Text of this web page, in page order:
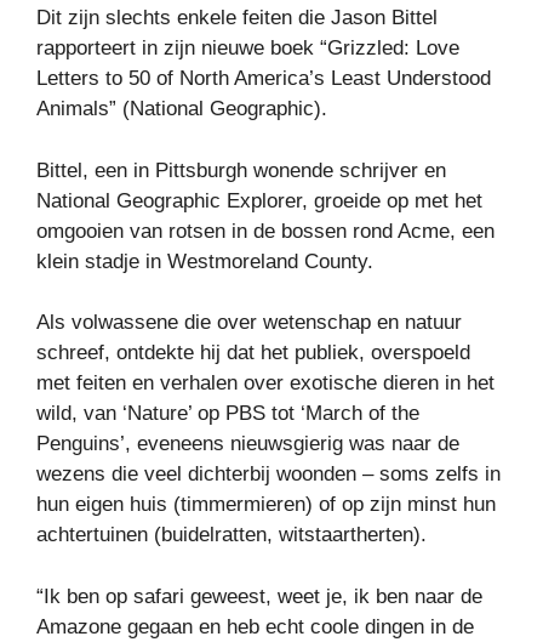
Dit zijn slechts enkele feiten die Jason Bittel
rapporteert in zijn nieuwe boek “Grizzled: Love
Letters to 50 of North America’s Least Understood
Animals” (National Geographic).
Bittel, een in Pittsburgh wonende schrijver en
National Geographic Explorer, groeide op met het
omgooien van rotsen in de bossen rond Acme, een
klein stadje in Westmoreland County.
Als volwassene die over wetenschap en natuur
schreef, ontdekte hij dat het publiek, overspoeld
met feiten en verhalen over exotische dieren in het
wild, van ‘Nature’ op PBS tot ‘March of the
Penguins’, eveneens nieuwsgierig was naar de
wezens die veel dichterbij woonden – soms zelfs in
hun eigen huis (timmermieren) of op zijn minst hun
achtertuinen (buidelratten, witstaartherten).
“Ik ben op safari geweest, weet je, ik ben naar de
Amazone gegaan en heb echt coole dingen in de